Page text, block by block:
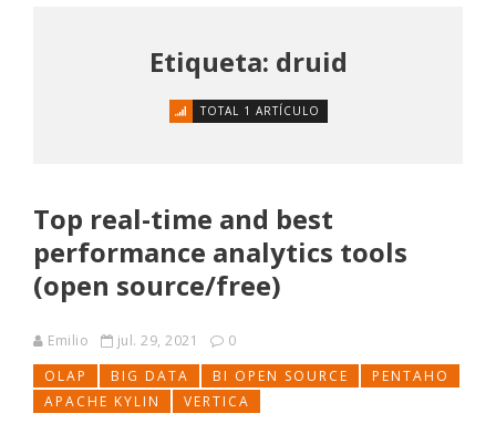
Etiqueta: druid
TOTAL 1 ARTÍCULO
Top real-time and best
performance analytics tools
(open source/free)
Emilio jul. 29, 2021
0
OLAP
BIG DATA BI OPEN SOURCE
PENTAHO
APACHE KYLIN
VERTICA